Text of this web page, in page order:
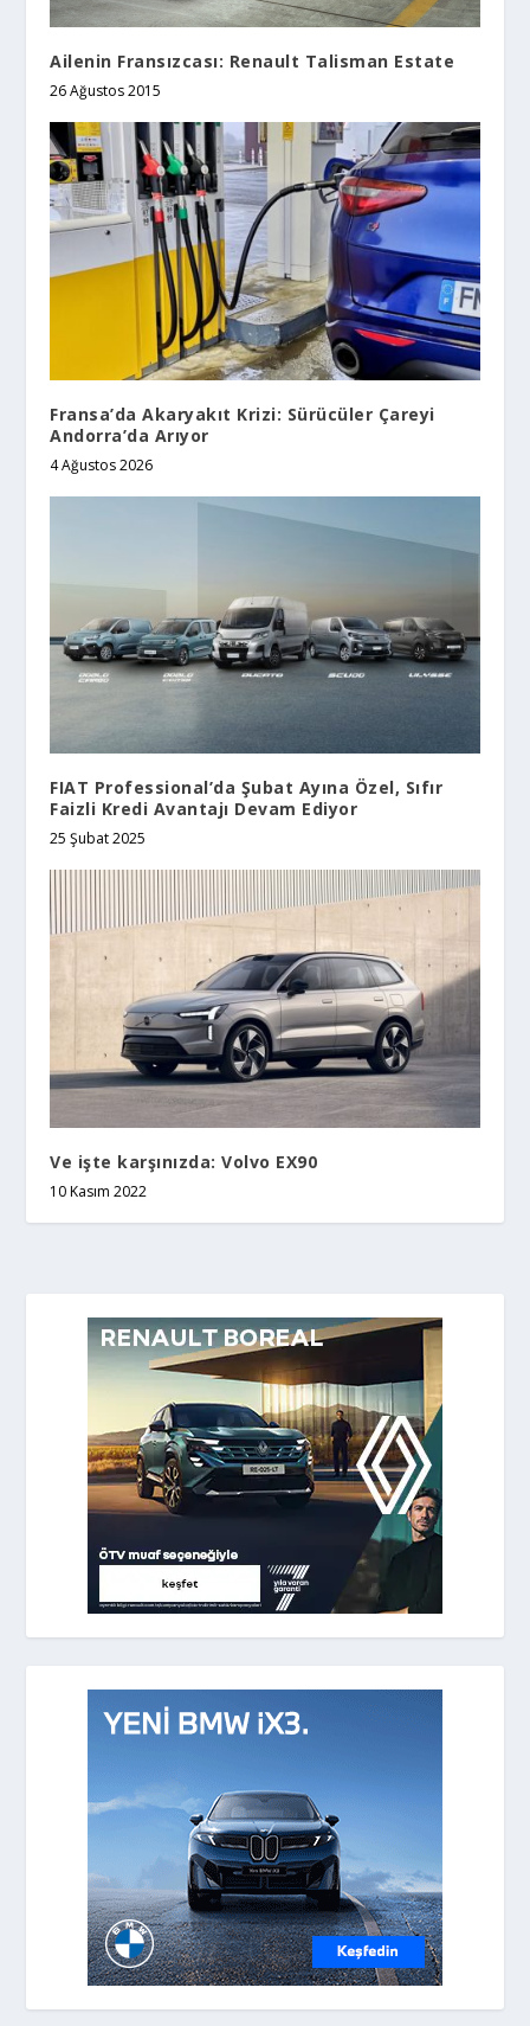
Ailenin Fransızcası: Renault Talisman Estate
26 Ağustos 2015
Fransa’da Akaryakıt Krizi: Sürücüler Çareyi
Andorra’da Arıyor
4 Ağustos 2026
FIAT Professional’da Şubat Ayına Özel, Sıfır
Faizli Kredi Avantajı Devam Ediyor
25 Şubat 2025
Ve işte karşınızda: Volvo EX90
10 Kasım 2022